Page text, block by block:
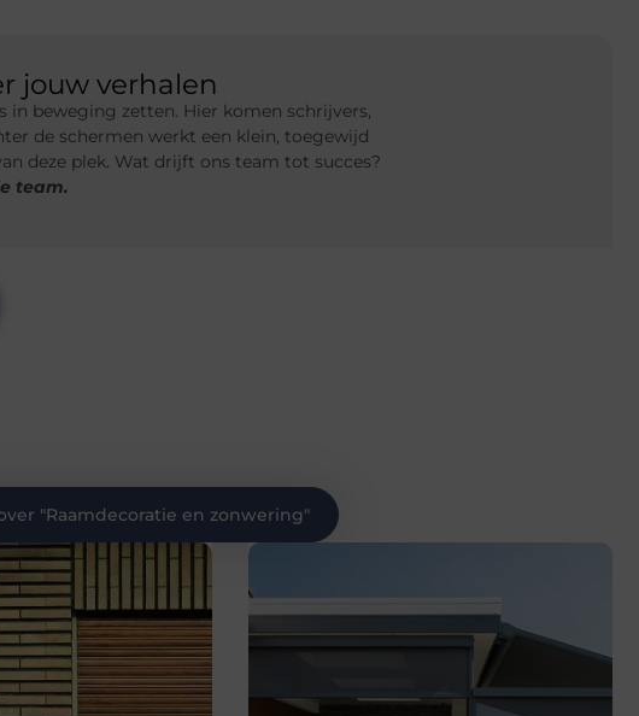
jouw verhalen
in beweging zetten. Hier komen schrijvers,
de schermen werkt een klein, toegewijd
deze plek. Wat drijft ons team tot succes?
team.
"Raamdecoratie en zonwering"